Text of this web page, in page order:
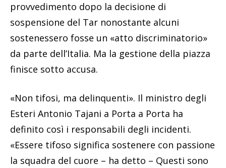
provvedimento dopo la decisione di
sospensione del Tar nonostante alcuni
sostenessero fosse un «atto discriminatorio»
da parte dell’Italia. Ma la gestione della piazza
finisce sotto accusa.
«Non tifosi, ma delinquenti». Il ministro degli
Esteri Antonio Tajani a Porta a Porta ha
definito così i responsabili degli incidenti.
«Essere tifoso significa sostenere con passione
la squadra del cuore – ha detto – Questi sono